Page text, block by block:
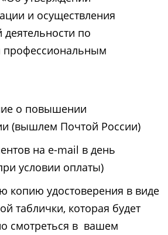
и осуществления
по
о повышении
(вышлем Почтой России)
на e-mail в день
условии оплаты)
копию удостоверения в виде
таблички, которая будет
смотреться в вашем